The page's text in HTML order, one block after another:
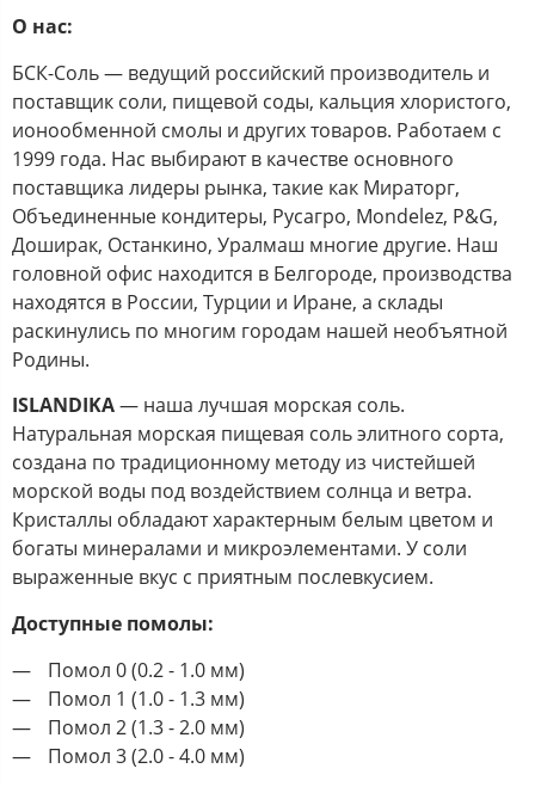
О нас:
БСК-Соль — ведущий российский производитель и
поставщик соли, пищевой соды, кальция хлористого,
ионообменной смолы и других товаров. Работаем с
1999 года. Нас выбирают в качестве основного
поставщика лидеры рынка, такие как Мираторг,
Объединенные кондитеры, Русагро, Mondelez, P&G,
Доширак, Останкино, Уралмаш многие другие. Наш
головной офис находится в Белгороде, производства
находятся в России, Турции и Иране, а склады
раскинулись по многим городам нашей необъятной
Родины.
ISLANDIKA— наша лучшая морская соль.
Натуральная морская пищевая соль элитного сорта,
создана по традиционному методу из чистейшей
морской воды под воздействием солнца и ветра.
Кристаллы обладают характерным белым цветом и
богаты минералами и микроэлементами. У соли
выраженные вкус с приятным послевкусием.
Доступные помолы:
Помол 0 (0.2 - 1.0 мм)
Помол 1 (1.0 - 1.3 мм)
Помол 2 (1.3 - 2.0 мм)
Помол 3 (2.0 - 4.0 мм)